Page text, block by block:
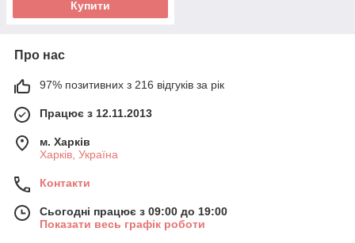
Купити
Про нас
97% позитивних з 216 відгуків за рік
Працює з 12.11.2013
м. Харків
Харків, Україна
Контакти
Сьогодні працює з 09:00 до 19:00
Показати весь графік роботи